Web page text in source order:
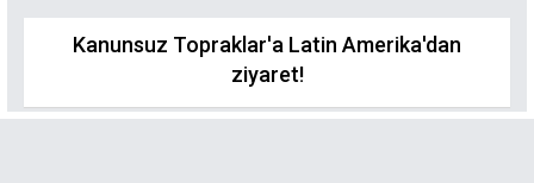
Kanunsuz Topraklar'a Latin Amerika'dan
ziyaret!